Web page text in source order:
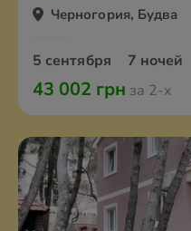
Черногория, Будва
5 сентября 7 ночей
43 002 грн за 2-х